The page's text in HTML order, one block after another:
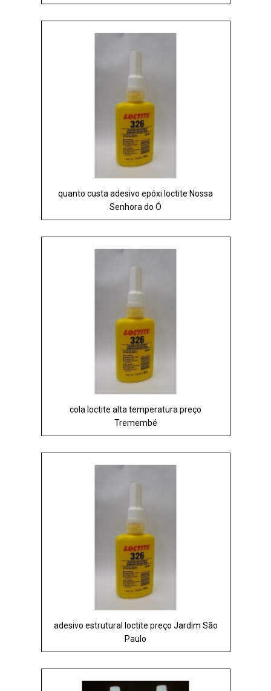
quanto custa adesivo epóxi loctite Nossa
Senhora do Ó
cola loctite alta temperatura preço
Tremembé
adesivo estrutural loctite preço Jardim São
Paulo